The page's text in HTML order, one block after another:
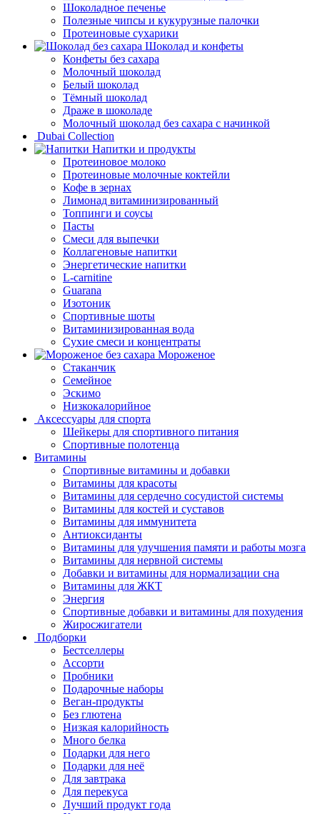
Шоколадное печенье
Полезные чипсы и кукурузные палочки
Протеиновые сухарики
Шоколад и конфеты
Конфеты без сахара
Молочный шоколад
Белый шоколад
Тёмный шоколад
Драже в шоколаде
Молочный шоколад без сахара с начинкой
Dubai Collection
Напитки и продукты
Протеиновое молоко
Протеиновые молочные коктейли
Кофе в зернах
Лимонад витаминизированный
Топпинги и соусы
Пасты
Смеси для выпечки
Коллагеновые напитки
Энергетические напитки
L-carnitine
Guarana
Изотоник
Спортивные шоты
Витаминизированная вода
Сухие смеси и концентраты
Мороженое
Стаканчик
Семейное
Эскимо
Низкокалорийное
Аксессуары для спорта
Шейкеры для спортивного питания
Спортивные полотенца
Витамины
Спортивные витамины и добавки
Витамины для красоты
Витамины для сердечно сосудистой системы
Витамины для костей и суставов
Витамины для иммунитета
Антиоксиданты
Витамины для улучшения памяти и работы мозга
Витамины для нервной системы
Добавки и витамины для нормализации сна
Витамины для ЖКТ
Энергия
Спортивные добавки и витамины для похудения
Жиросжигатели
Подборки
Бестселлеры
Ассорти
Пробники
Подарочные наборы
Веган-продукты
Без глютена
Низкая калорийность
Много белка
Подарки для него
Подарки для неё
Для завтрака
Для перекуса
Лучший продукт года